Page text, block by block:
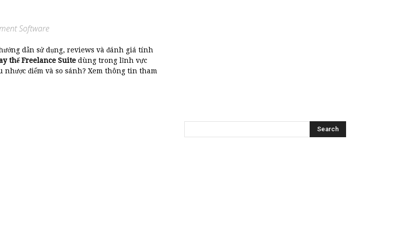
Software
dẫn sử dụng, reviews và đánh giá tính
thế Freelance Suite dùng trong lĩnh vực
điểm và so sánh? Xem thông tin tham